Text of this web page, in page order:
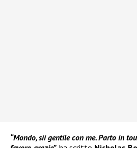
“Mondo, sii gentile con me. Parto in